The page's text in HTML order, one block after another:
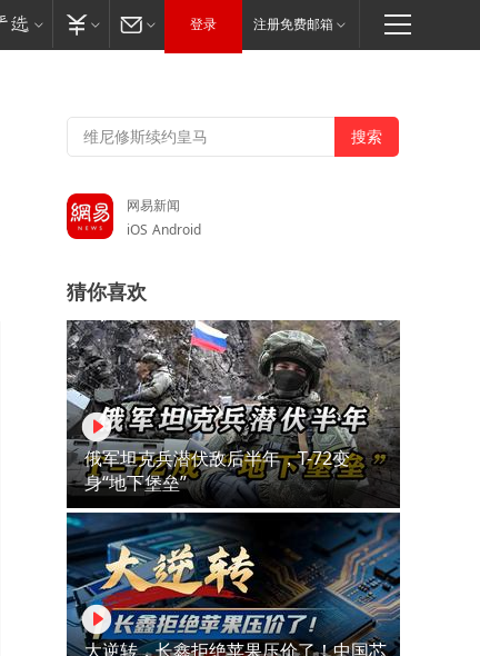
登录 注册免费邮箱
网易新闻
iOS Android
猜你喜欢
俄军坦克兵潜伏敌后半年，T-72变
身“地下堡垒”
大逆转，长鑫拒绝苹果压价了！中国芯